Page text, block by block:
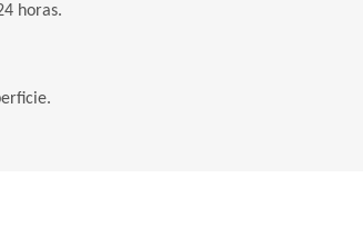
horas.